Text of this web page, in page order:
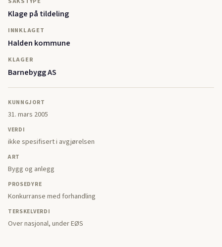
Klage på tildeling
INNKLAGET
Halden kommune
KLAGER
Barnebygg AS
KUNNGJORT
31. mars 2005
VERDI
ikke spesifisert i avgjørelsen
ART
Bygg og anlegg
PROSEDYRE
Konkurranse med forhandling
TERSKELVERDI
Over nasjonal, under EØS